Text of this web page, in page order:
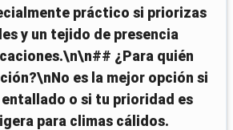
práctico si priorizas
y un tejido de presencia
¿Para quién
es la mejor opción si
entallado o si tu prioridad es
para climas cálidos.